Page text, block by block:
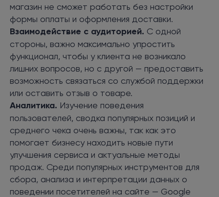
магазин не сможет работать без настройки
формы оплаты и оформления доставки.
Взаимодействие с аудиторией. С одной
стороны, важно максимально упростить
функционал, чтобы у клиента не возникало
лишних вопросов, но с другой — предоставить
возможность связаться со службой поддержки
или оставить отзыв о товаре.
Аналитика. Изучение поведения
пользователей, сводка популярных позиций и
среднего чека очень важны, так как это
помогает бизнесу находить новые пути
улучшения сервиса и актуальные методы
продаж. Среди популярных инструментов для
сбора, анализа и интерпретации данных о
поведении посетителей на сайте — Google